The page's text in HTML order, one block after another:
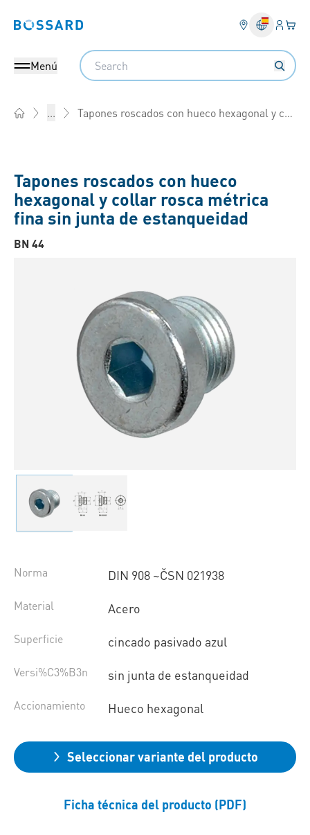
Bossard homepage
Menú
Search
... Tapones roscados con hueco hexagonal y collar rosca métrica fina
Tapones roscados con hueco
hexagonal y collar rosca métrica
fina sin junta de estanqueidad
BN 44
Norma DIN 908 ~ČSN 021938
Material Acero
Superficie cincado pasivado azul
Versi%C3%B3n sin junta de estanqueidad
Accionamiento Hueco hexagonal
Seleccionar variante del producto
Ficha técnica del producto (PDF)